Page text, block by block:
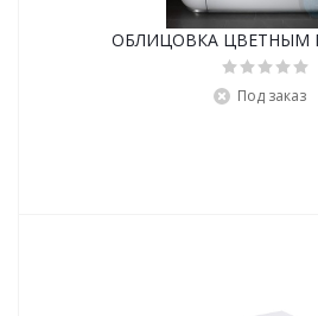
ОБЛИЦОВКА ЦВЕТНЫМ
Под заказ